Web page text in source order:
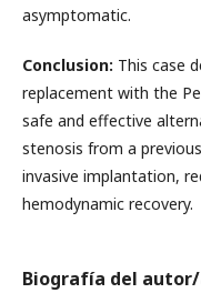
asymptomatic.
Conclusion: This case
replacement with the
safe and effective
stenosis from a
invasive implantation,
hemodynamic recovery.
Biografía del